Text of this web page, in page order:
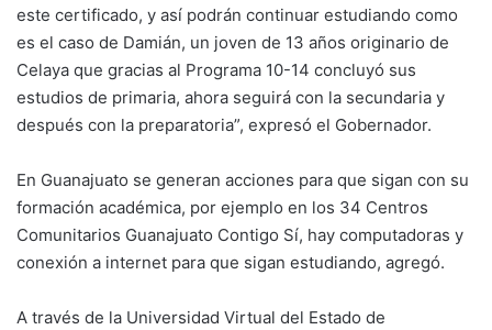
este certificado, y así podrán continuar estudiando como
es el caso de Damián, un joven de 13 años originario de
Celaya que gracias al Programa 10-14 concluyó sus
estudios de primaria, ahora seguirá con la secundaria y
después con la preparatoria”, expresó el Gobernador.
En Guanajuato se generan acciones para que sigan con su
formación académica, por ejemplo en los 34 Centros
Comunitarios Guanajuato Contigo Sí, hay computadoras y
conexión a internet para que sigan estudiando, agregó.
A través de la Universidad Virtual del Estado de